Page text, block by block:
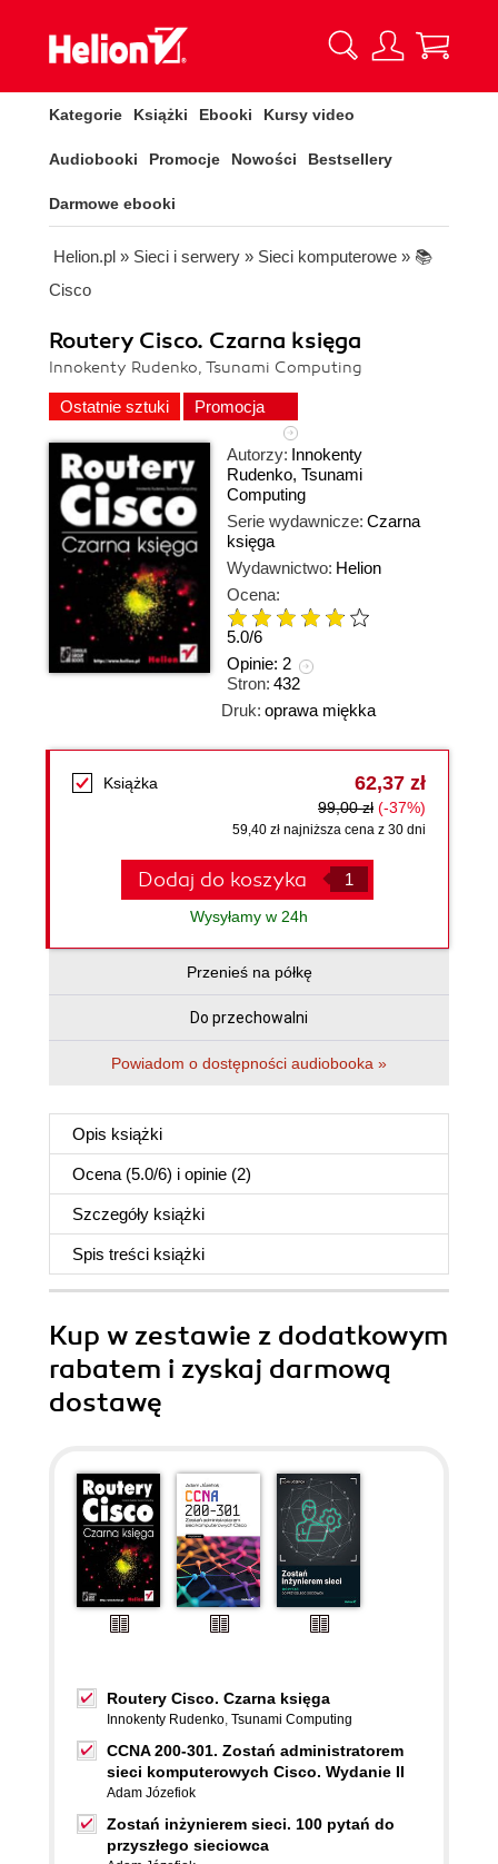
Kategorie Książki Ebooki Kursy video
Audiobooki Promocje Nowości Bestsellery
Darmowe ebooki
Helion.pl » Sieci i serwery » Sieci komputerowe » 📚
Cisco
Routery Cisco. Czarna księga
Innokenty Rudenko, Tsunami Computing
Ostatnie sztuki Promocja
Autorzy: Innokenty
Rudenko, Tsunami
Computing
Serie wydawnicze: Czarna
księga
Wydawnictwo: Helion
Ocena:
5.0/6
Opinie: 2
Stron: 432
Druk: oprawa miękka
Książka 62,37 zł
99,00 zł (-37%)
59,40 zł najniższa cena z 30 dni
Dodaj do koszyka
Wysyłamy w 24h
Przenieś na półkę
Do przechowalni
Powiadom o dostępności audiobooka »
Opis książki
Ocena (5.0/6) i opinie (2)
Szczegóły książki
Spis treści książki
Kup w zestawie z dodatkowym
rabatem i zyskaj darmową
dostawę
Routery Cisco. Czarna księga
Innokenty Rudenko, Tsunami Computing
CCNA 200-301. Zostań administratorem
sieci komputerowych Cisco. Wydanie II
Adam Józefiok
Zostań inżynierem sieci. 100 pytań do
przyszłego sieciowca